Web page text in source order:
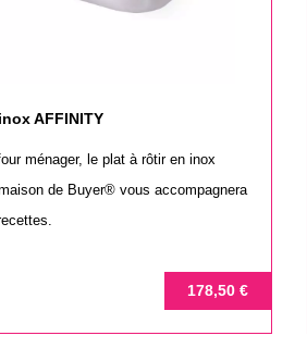
AFFINITY
ménager, le plat à rôtir en inox
de Buyer® vous accompagnera
178,50 €